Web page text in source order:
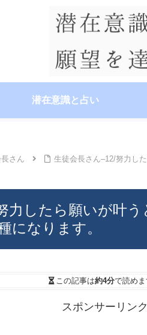
潜在意識と占い
さん
生徒会長さん–12/努力し
力したら願いが叶う
になります。
この記事は約4分で読めま
スポンサーリンク